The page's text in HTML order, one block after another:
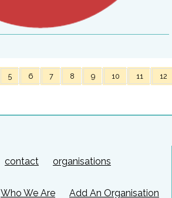
5 6 7 8 9 10 11 12
contact organisations
Who We Are Add An Organisation